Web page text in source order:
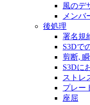
風のデ
メンバ
後処理
署名規
S3Dで
剪断,
S3Dに
ストレ
プレー
座屈